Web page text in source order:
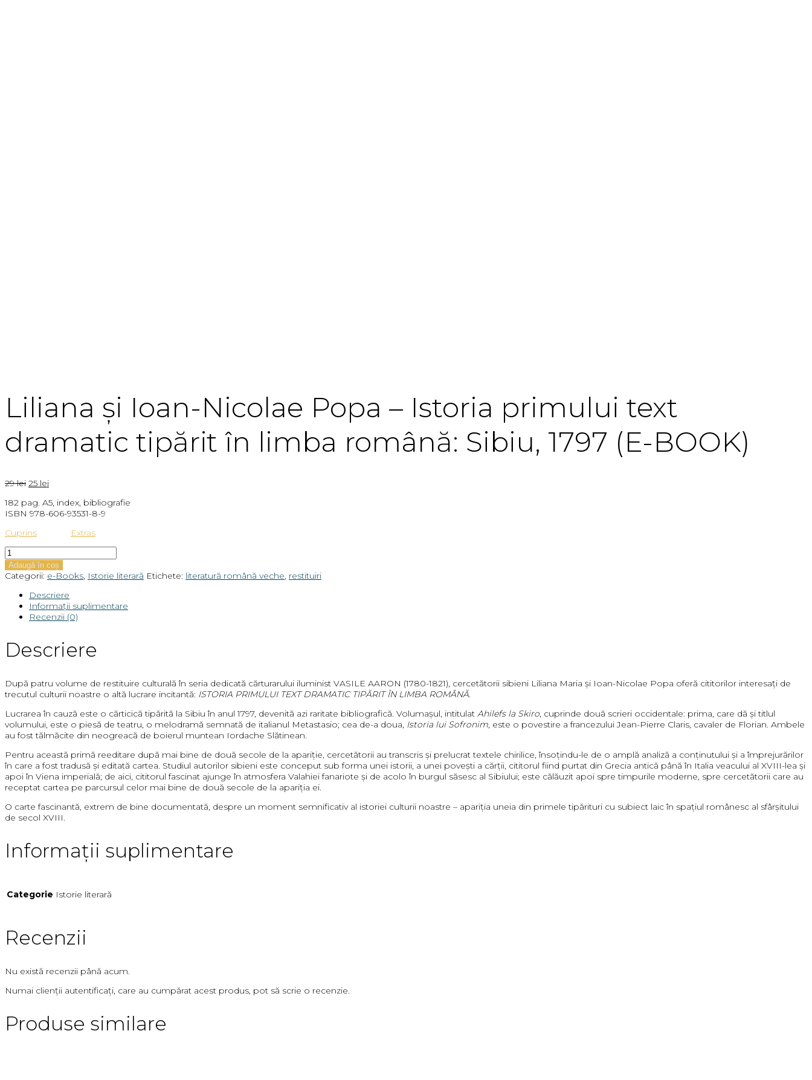
Liliana și Ioan-Nicolae Popa – Istoria primului text
dramatic tipărit în limba română: Sibiu, 1797 (E-BOOK)
29lei Prețul
a
fost:
25 leiPrețul
este:
25 lei.
182 pag. A5, index, bibliografie
ISBN 978-606-93531-8-9
Cuprins
Extras
Cantitate
Liliana
și
Ioan-
Nicolae
Popa
text
dramatic
în
limba
Sibiu,
1797
(E-
Adaugă în coș
Categorii: e-Books, Istorie literară Etichete: literatură română veche, restituiri
Descriere
Informații suplimentare
Recenzii (0)
Descriere
După patru volume de restituire culturală în seria dedicată cărturarului iluminist VASILE AARON (1780-1821), cercetătorii sibieni Liliana Maria şi Ioan-Nicolae Popa oferă cititorilor interesaţi de
trecutul culturii noastre o altă lucrare incitantă: ISTORIA PRIMULUI TEXT DRAMATIC TIPĂRIT ÎN LIMBA ROMÂNĂ.
Lucrarea în cauză este o cărticică tipărită la Sibiu în anul 1797, devenită azi raritate bibliografică. Volumaşul, intitulat Ahilefs la Skiro, cuprinde două scrieri occidentale: prima, care dă şi titlul
volumului, este o piesă de teatru, o melodramă semnată de italianul Metastasio; cea de-a doua, Istoria lui Sofronim, este o povestire a francezului Jean-Pierre Claris, cavaler de Florian. Ambele
au fost tălmăcite din neogreacă de boierul muntean Iordache Slătinean.
Pentru această primă reeditare după mai bine de două secole de la apariţie, cercetătorii au transcris şi prelucrat textele chirilice, însoţindu-le de o amplă analiză a conţinutului şi a împrejurărilor
în care a fost tradusă şi editată cartea. Studiul autorilor sibieni este conceput sub forma unei istorii, a unei povești a cărții, cititorul fiind purtat din Grecia antică până în Italia veacului al XVIII-lea și
apoi în Viena imperială; de aici, cititorul fascinat ajunge în atmosfera Valahiei fanariote și de acolo în burgul săsesc al Sibiului; este călăuzit apoi spre timpurile moderne, spre cercetătorii care au
receptat cartea pe parcursul celor mai bine de două secole de la apariţia ei.
O carte fascinantă, extrem de bine documentată, despre un moment semnificativ al istoriei culturii noastre – apariţia uneia din primele tipărituri cu subiect laic în spațiul românesc al sfârşitului
de secol XVIII.
Informații suplimentare
Categorie Istorie literară
Recenzii
Nu există recenzii până acum.
Numai clienții autentificați, care au cumpărat acest produs, pot să scrie o recenzie.
Produse similare